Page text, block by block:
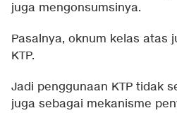
juga mengonsumsinya.
Pasalnya, oknum kelas atas
KTP.
Jadi penggunaan KTP tidak
juga sebagai mekanisme